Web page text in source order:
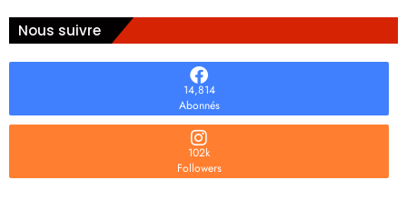
Nous suivre
14,814
Abonnés
102k
Followers